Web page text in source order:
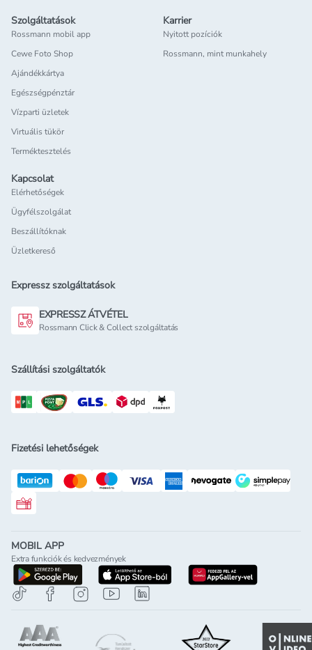
Szolgáltatások
Rossmann mobil app
Cewe Foto Shop
Ajándékkártya
Egészségpénztár
Vízparti üzletek
Virtuális tükör
Terméktesztelés
Karrier
Nyitott pozíciók
Rossmann, mint munkahely
Kapcsolat
Elérhetőségek
Ügyfélszolgálat
Beszállítóknak
Üzletkereső
Expressz szolgáltatások
EXPRESSZ ÁTVÉTEL
Rossmann Click & Collect szolgáltatás
Szállítási szolgáltatók
Fizetési lehetőségek
Rossmann ajándékkártya
MOBIL APP
Extra funkciók és kedvezmények
letöltés a google-play-rölletöltés az app-store-ból
letöltés